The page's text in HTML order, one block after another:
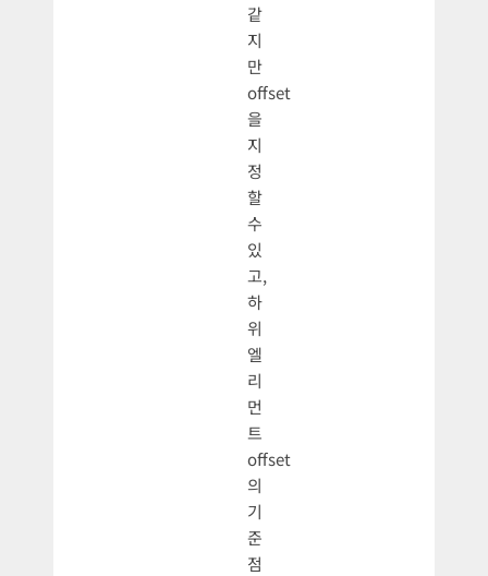
같
지
만
offset
을
지
정
할
수
있
고,
하
위
엘
리
먼
트
offset
의
기
준
점